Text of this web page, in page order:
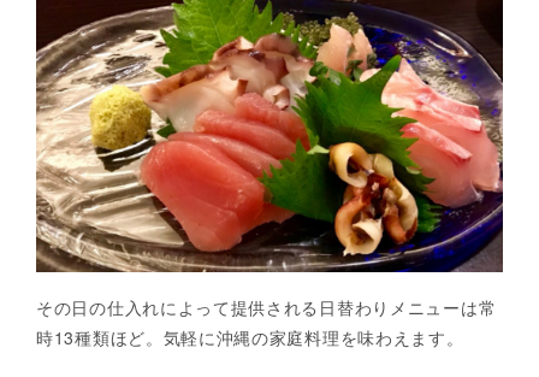
その日の仕入れによって提供される日替わりメニューは常
時13種類ほど。気軽に沖縄の家庭料理を味わえます。